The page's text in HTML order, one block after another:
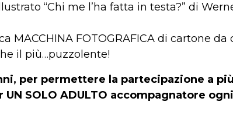
“Chi me l’ha fatta in testa?” di
MACCHINA FOTOGRAFICA di cartone
il più…puzzolente!
per permettere la partecipazione a
SOLO ADULTO accompagnatore